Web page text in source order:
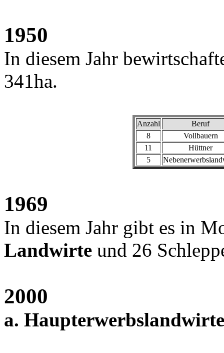
1950
In diesem Jahr
341ha.
Anzahl
Beruf
8
Vollbauern
11
Hüttner
5
1969
In diesem Jahr gibt es in
Landwirte und 26
2000
a. Haupterwerbslandwirte